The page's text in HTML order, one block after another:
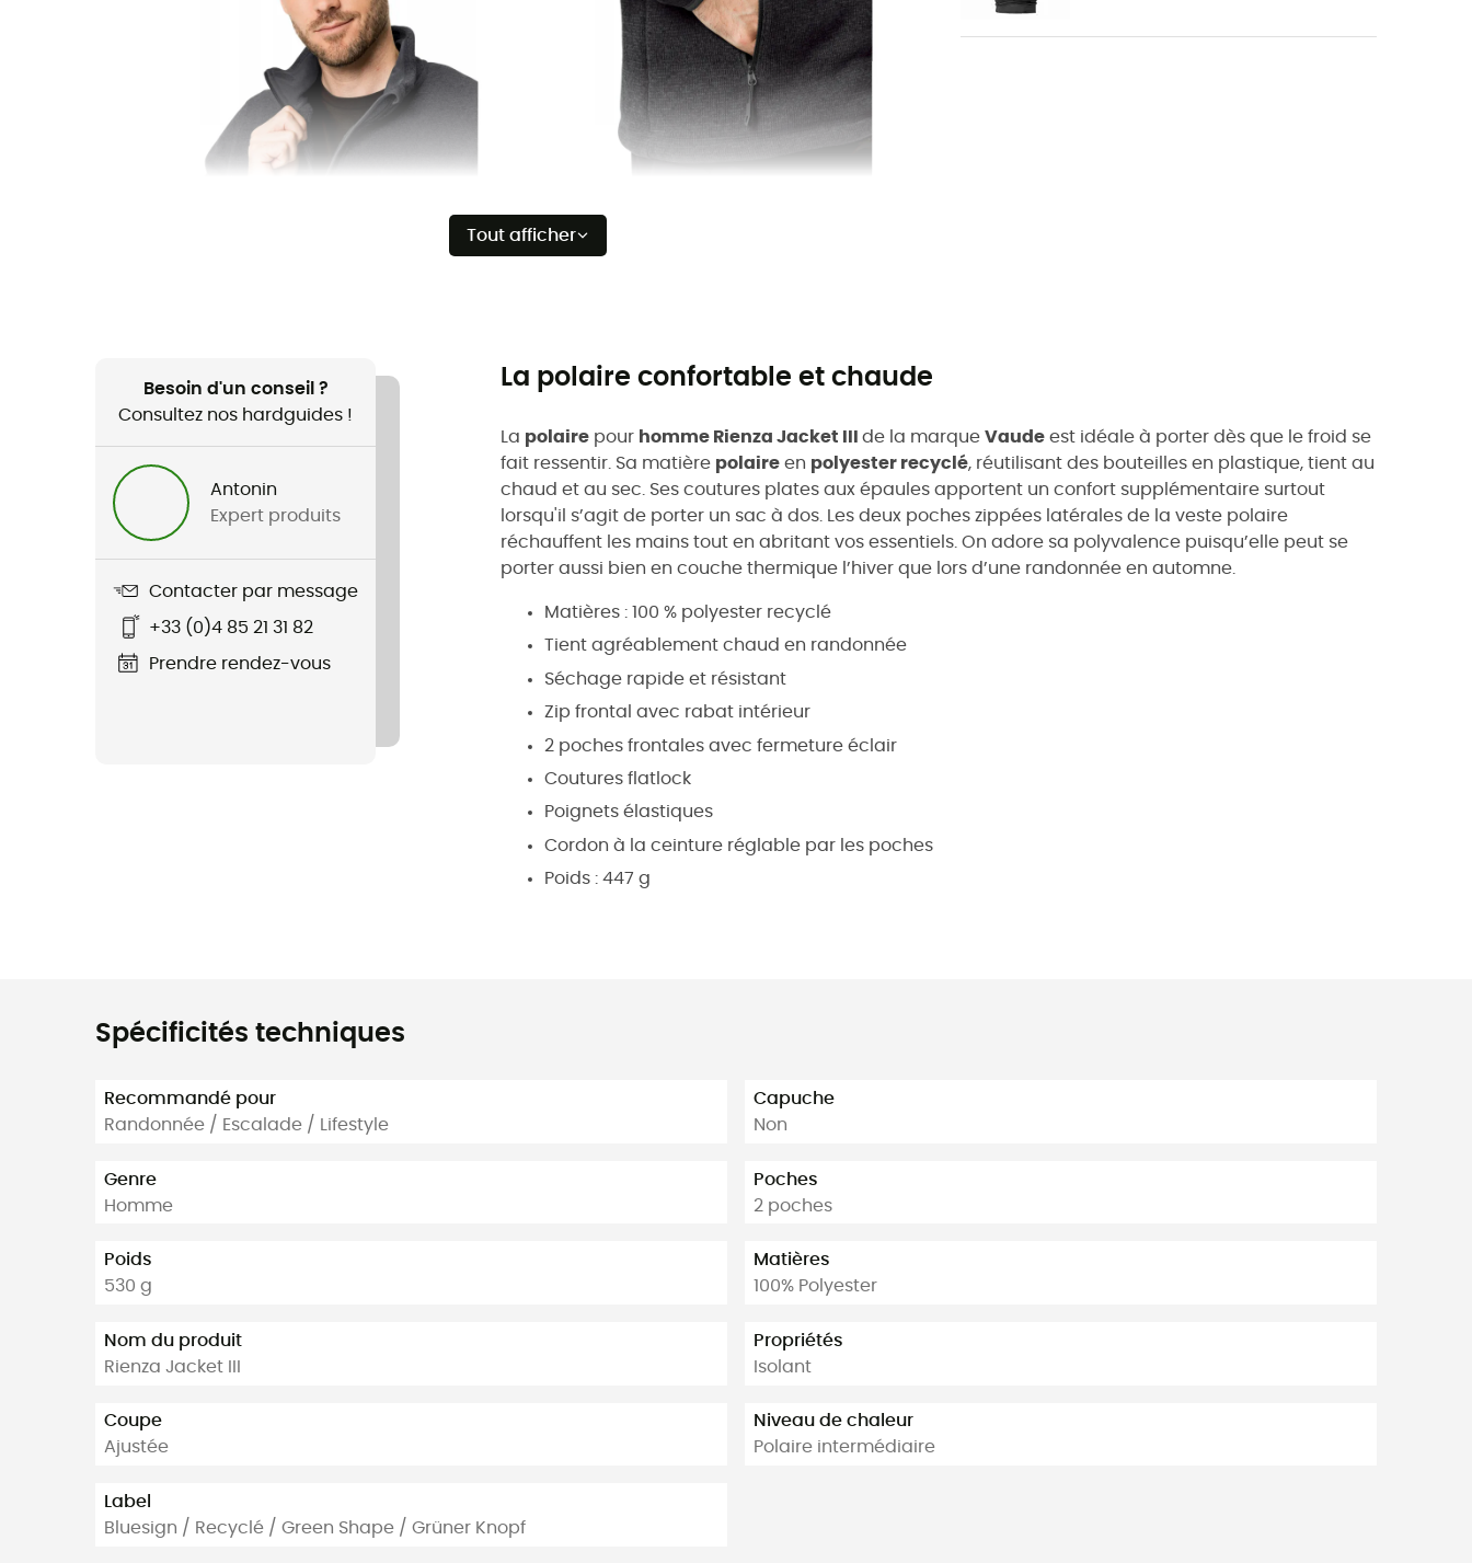
Tout afficher
Besoin d'un conseil ?
Consultez nos hardguides !
Antonin
Expert produits
Contacter par message
+33 (0)4 85 21 31 82
Prendre rendez-vous
La polaire confortable et chaude
La polaire pour homme Rienza Jacket III de la marque Vaude est idéale à porter dès que le froid se
fait ressentir. Sa matière polaire en polyester recyclé, réutilisant des bouteilles en plastique, tient au
chaud et au sec. Ses coutures plates aux épaules apportent un confort supplémentaire surtout
lorsqu'il s’agit de porter un sac à dos. Les deux poches zippées latérales de la veste polaire
réchauffent les mains tout en abritant vos essentiels. On adore sa polyvalence puisqu’elle peut se
porter aussi bien en couche thermique l’hiver que lors d’une randonnée en automne.
Matières : 100 % polyester recyclé
Tient agréablement chaud en randonnée
Séchage rapide et résistant
Zip frontal avec rabat intérieur
2 poches frontales avec fermeture éclair
Coutures flatlock
Poignets élastiques
Cordon à la ceinture réglable par les poches
Poids : 447 g
Spécificités techniques
Recommandé pour
Randonnée / Escalade / Lifestyle
Genre
Homme
Poids
530 g
Nom du produit
Rienza Jacket III
Coupe
Ajustée
Label
Bluesign / Recyclé / Green Shape / Grüner Knopf
Capuche
Non
Poches
2 poches
Matières
100% Polyester
Propriétés
Isolant
Niveau de chaleur
Polaire intermédiaire